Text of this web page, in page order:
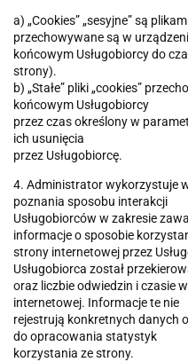
a) „Cookies” „sesyjne” są
przechowywane są w
końcowym Usługobiorcy do
strony).
b) „Stałe” pliki „cookies”
końcowym Usługobiorcy
przez czas określony w
ich usunięcia
przez Usługobiorcę.
4. Administrator wykorzystuje
poznania sposobu interakcji
Usługobiorców w zakresie
informacje o sposobie
strony internetowej przez
Usługobiorca został
oraz liczbie odwiedzin i czasie
internetowej. Informacje te nie
rejestrują konkretnych danych
do opracowania statystyk
korzystania ze strony.